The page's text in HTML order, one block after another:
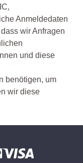
Anmeldedaten
wir Anfragen
und diese
benötigen, um
wir diese